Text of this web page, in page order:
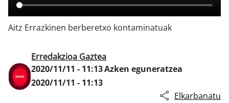
Aitz Errazkinen berberetxo kontaminatuak
Erredakzioa Gaztea
2020/11/11 - 11:13Azken eguneratzea
2020/11/11 - 11:13
Elkarbanatu